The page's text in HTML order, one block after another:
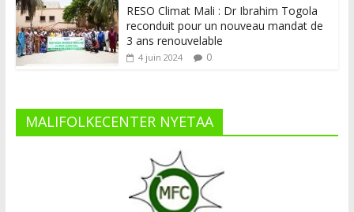
RESO Climat Mali : Dr Ibrahim Togola
reconduit pour un nouveau mandat de
3 ans renouvelable
4 juin 2024 0
MALIFOLKECENTER NYETAA